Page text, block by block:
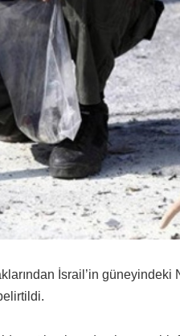
İsrail’in